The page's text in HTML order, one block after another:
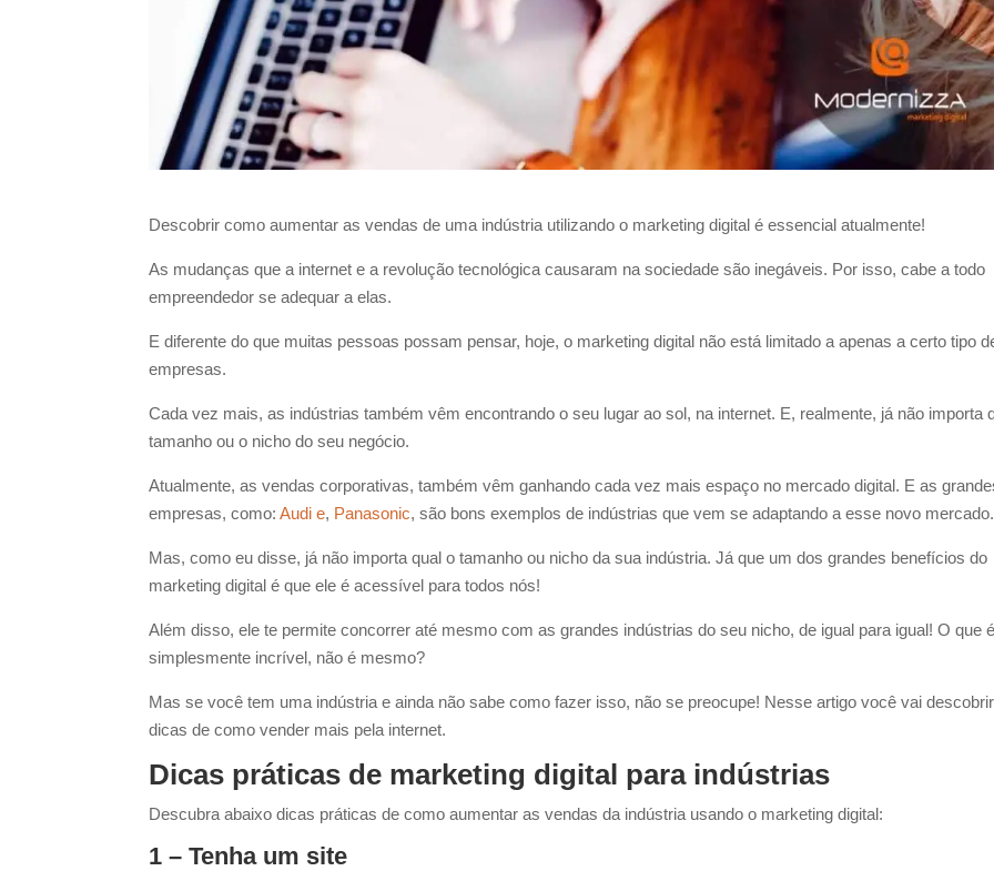
Descobrir como aumentar as vendas de uma indústria utilizando o marketing digital é essencial atualmente!
As mudanças que a internet e a revolução tecnológica causaram na sociedade são inegáveis. Por isso, cabe a todo
empreendedor se adequar a elas.
E diferente do que muitas pessoas possam pensar, hoje, o marketing digital não está limitado a apenas a certo tipo
empresas.
Cada vez mais, as indústrias também vêm encontrando o seu lugar ao sol, na internet. E, realmente, já não importa
tamanho ou o nicho do seu negócio.
Atualmente, as vendas corporativas, também vêm ganhando cada vez mais espaço no mercado digital. E as
empresas, como:Audi e, Panasonic, são bons exemplos de indústrias que vem se adaptando a esse novo mercado.
Mas, como eu disse, já não importa qual o tamanho ou nicho da sua indústria. Já que um dos grandes benefícios do
marketing digital é que ele é acessível para todos nós!
Além disso, ele te permite concorrer até mesmo com as grandes indústrias do seu nicho, de igual para igual! O que é
simplesmente incrível, não é mesmo?
Mas se você tem uma indústria e ainda não sabe como fazer isso, não se preocupe! Nesse artigo você vai descobrir
dicas de como vender mais pela internet.
Dicas práticas de marketing digital para indústrias
Descubra abaixo dicas práticas de como aumentar as vendas da indústria usando o marketing digital:
1 – Tenha um site